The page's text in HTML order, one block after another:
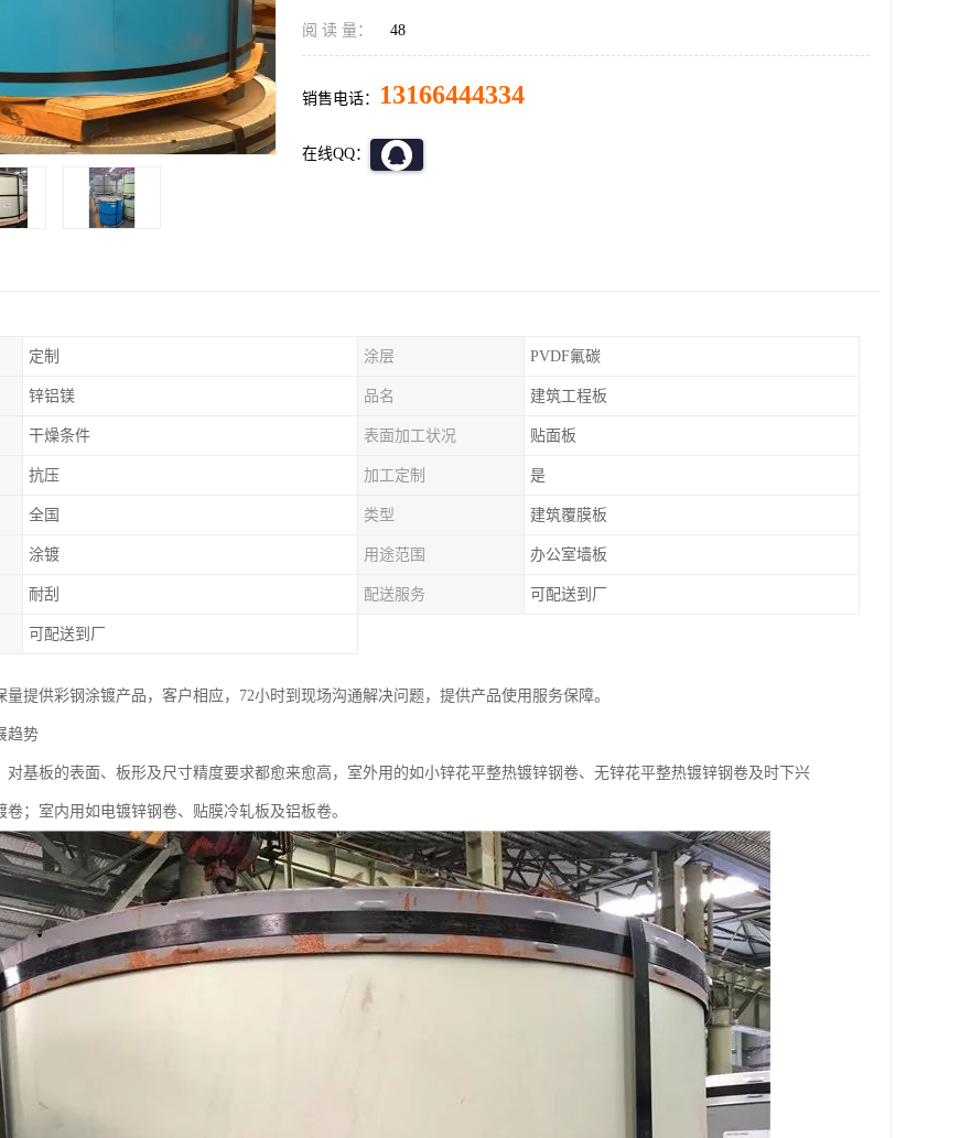
阅 读 量： 48
销售电话： 13166444334
在线QQ：
定制 涂层 PVDF氟碳
锌铝镁 品名 建筑工程板
干燥条件 表面加工状况 贴面板
抗压 加工定制 是
全国 类型 建筑覆膜板
涂镀 用途范围 办公室墙板
耐刮 配送服务 可配送到厂
可配送到厂
量提供彩钢涂镀产品，客户相应，72小时到现场沟通解决问题，提供产品使用服务保障。
趋势
对基板的表面、板形及尺寸精度要求都愈来愈高，室外用的如小锌花平整热镀锌钢卷、无锌花平整热镀锌钢卷及时下兴
卷；室内用如电镀锌钢卷、贴膜冷轧板及铝板卷。